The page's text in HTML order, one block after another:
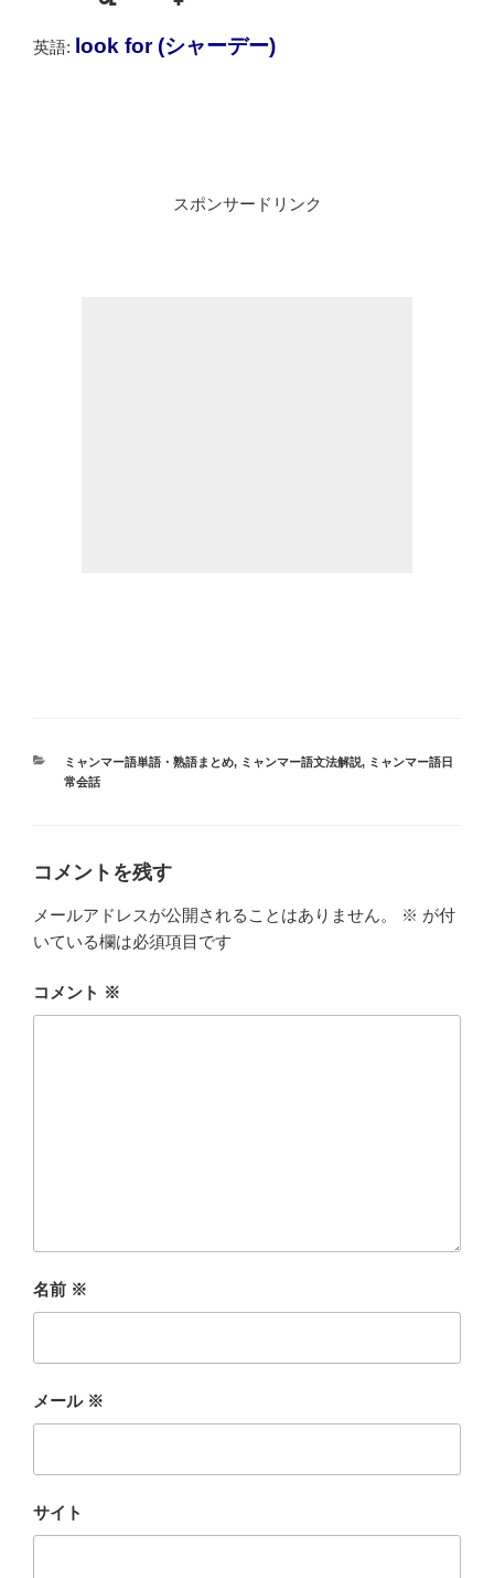
英語: look for (シャーデー)
スポンサードリンク
カ
テ
ミャンマー語単語・熟語まとめ, ミャンマー語文法解説, ミャンマー語日
常会話
コメントを残す
メールアドレスが公開されることはありません。 ※ が付
いている欄は必須項目です
コメント ※
名前 ※
メール ※
サイト